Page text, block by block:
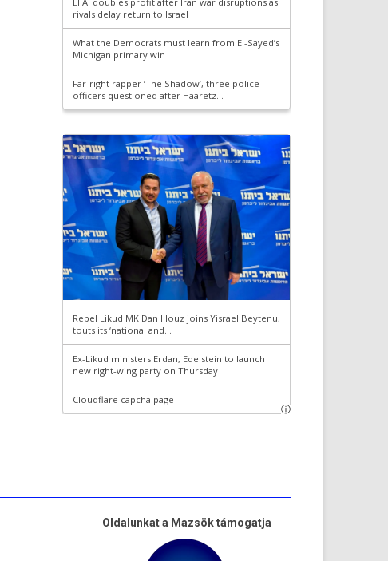
Oldalunkat a Mazsök támogatja